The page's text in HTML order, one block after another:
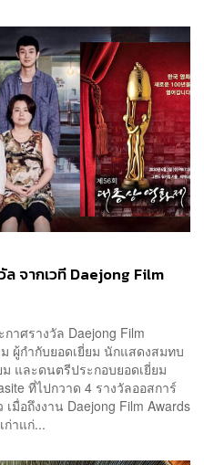
จากเวที Daejong Film
าศรางวัล Daejong Film
ผู้กำกับยอดเยี่ยม นักแสดงสมทบ
และดนตรีประกอบยอดเยี่ยม
ที่ไปกวาด 4 รางวัลออสการ์
มื่อถึงงาน Daejong Film Awards
ก่าแก่...